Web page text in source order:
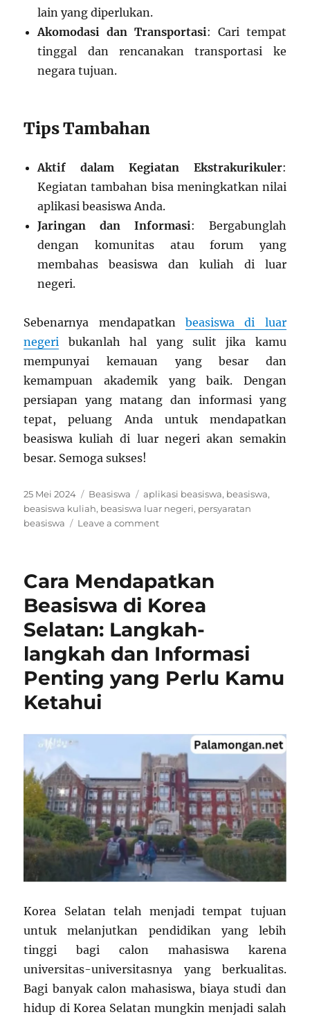
lain yang diperlukan.
Akomodasi dan Transportasi: Cari tempat
tinggal dan rencanakan transportasi ke
negara tujuan.
Tips Tambahan
Aktif dalam Kegiatan Ekstrakurikuler:
Kegiatan tambahan bisa meningkatkan nilai
aplikasi beasiswa Anda.
Jaringan dan Informasi: Bergabunglah
dengan komunitas atau forum yang
membahas beasiswa dan kuliah di luar
negeri.
Sebenarnya mendapatkan beasiswa di luar
negeri bukanlah hal yang sulit jika kamu
mempunyai kemauan yang besar dan
kemampuan akademik yang baik. Dengan
persiapan yang matang dan informasi yang
tepat, peluang Anda untuk mendapatkan
beasiswa kuliah di luar negeri akan semakin
besar. Semoga sukses!
Posted
on
25 Mei 2024 Categories
Beasiswa Tags
aplikasi beasiswa, beasiswa,
beasiswa kuliah, beasiswa luar negeri, persyaratan
beasiswa
Leave a commenton
Luar
Yuk
Lihat
Langkah-
langkahnya
Cara Mendapatkan
Beasiswa di Korea
Selatan: Langkah-
langkah dan Informasi
Penting yang Perlu Kamu
Ketahui
Korea Selatan telah menjadi tempat tujuan
untuk melanjutkan pendidikan yang lebih
tinggi bagi calon mahasiswa karena
universitas-universitasnya yang berkualitas.
Bagi banyak calon mahasiswa, biaya studi dan
hidup di Korea Selatan mungkin menjadi salah